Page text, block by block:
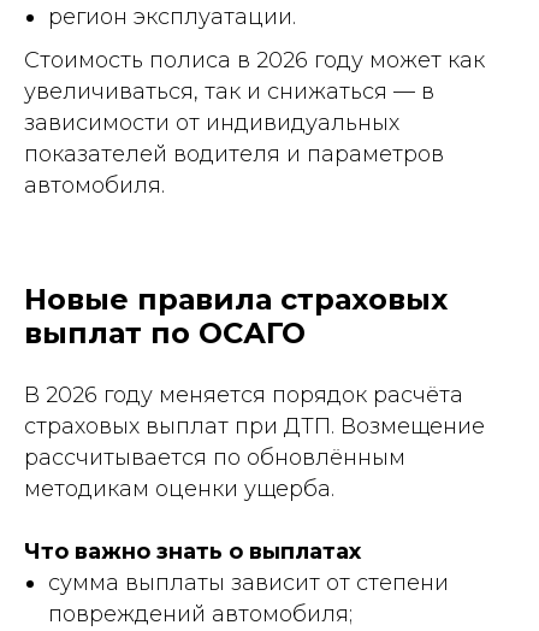
регион эксплуатации.
Стоимость полиса в 2026 году может как
увеличиваться, так и снижаться — в
зависимости от индивидуальных
показателей водителя и параметров
автомобиля.
Новые правила страховых
выплат по ОСАГО
В 2026 году меняется порядок расчёта
страховых выплат при ДТП. Возмещение
рассчитывается по обновлённым
методикам оценки ущерба.
Что важно знать о выплатах
сумма выплаты зависит от степени
повреждений автомобиля;